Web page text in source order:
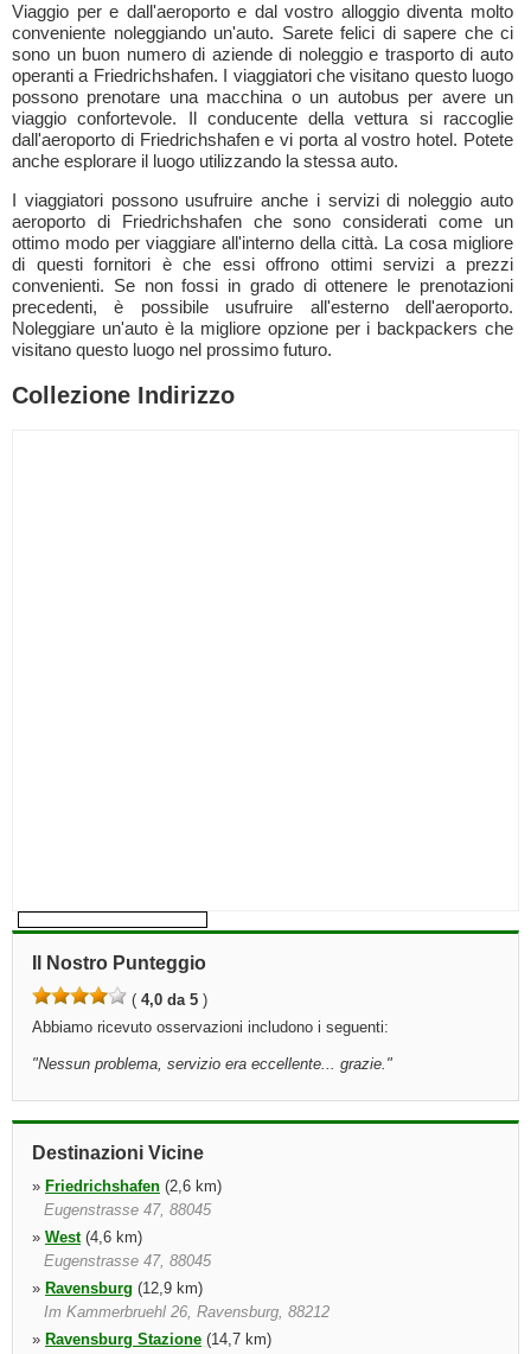
Viaggio per e dall'aeroporto e dal vostro alloggio diventa molto
conveniente noleggiando un'auto. Sarete felici di sapere che ci
sono un buon numero di aziende di noleggio e trasporto di auto
operanti a Friedrichshafen. I viaggiatori che visitano questo luogo
possono prenotare una macchina o un autobus per avere un
viaggio confortevole. Il conducente della vettura si raccoglie
dall'aeroporto di Friedrichshafen e vi porta al vostro hotel. Potete
anche esplorare il luogo utilizzando la stessa auto.
I viaggiatori possono usufruire anche i servizi di noleggio auto
aeroporto di Friedrichshafen che sono considerati come un
ottimo modo per viaggiare all'interno della città. La cosa migliore
di questi fornitori è che essi offrono ottimi servizi a prezzi
convenienti. Se non fossi in grado di ottenere le prenotazioni
precedenti, è possibile usufruire all'esterno dell'aeroporto.
Noleggiare un'auto è la migliore opzione per i backpackers che
visitano questo luogo nel prossimo futuro.
Collezione Indirizzo
Il Nostro Punteggio
( 4,0 da 5 )
Abbiamo ricevuto osservazioni includono i seguenti:
"Nessun problema, servizio era eccellente... grazie. "
Destinazioni Vicine
» Friedrichshafen (2,6 km)
Eugenstrasse 47, 88045
» West(4,6 km)
Eugenstrasse 47, 88045
» Ravensburg (12,9 km)
Im Kammerbruehl 26, Ravensburg, 88212
» Ravensburg Stazione (14,7 km)